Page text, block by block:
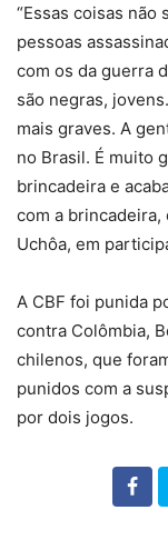
“Essas coisas não
pessoas
com os da guerra
são negras,
mais graves. A
no Brasil. É muito
brincadeira e
com a brincadeira,
Uchôa, em
A CBF foi punida
contra Colômbia,
chilenos, que
punidos com a
por dois jogos.